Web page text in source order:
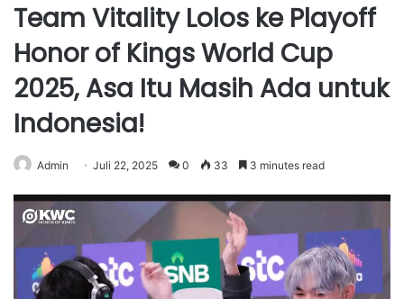
Team Vitality Lolos ke Playoff
Honor of Kings World Cup
2025, Asa Itu Masih Ada untuk
Indonesia!
Admin Juli 22, 2025 0 33 3 minutes read